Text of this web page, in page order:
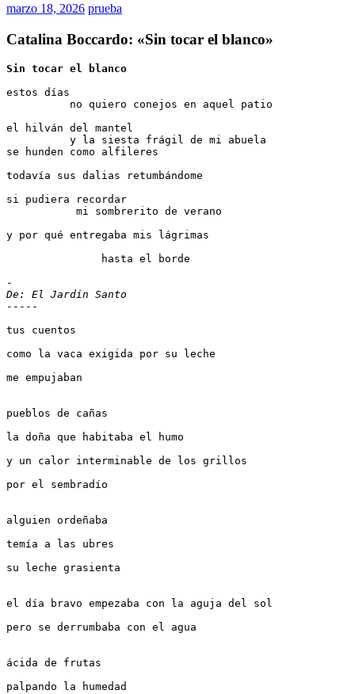
marzo 18, 2026 prueba
Catalina Boccardo: «Sin tocar el blanco»
Sin tocar el blanco
estos días
          no quiero conejos en aquel patio
el hilván del mantel
          y la siesta frágil de mi abuela
se hunden como alfileres
todavía sus dalias retumbándome
si pudiera recordar
           mi sombrerito de verano
y por qué entregaba mis lágrimas
               hasta el borde
-
De: El Jardín Santo
-----
tus cuentos
como la vaca exigida por su leche
me empujaban
pueblos de cañas
la doña que habitaba el humo
y un calor interminable de los grillos
por el sembradío
alguien ordeñaba
temía a las ubres
su leche grasienta
el día bravo empezaba con la aguja del sol
pero se derrumbaba con el agua
ácida de frutas
palpando la humedad